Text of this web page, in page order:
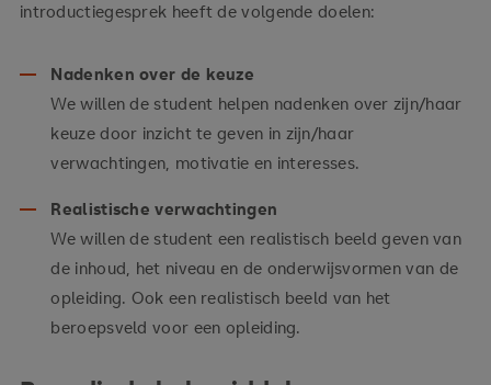
introductiegesprek heeft de volgende doelen:
Nadenken over de keuze
We willen de student helpen nadenken over zijn/haar
keuze door inzicht te geven in zijn/haar
verwachtingen, motivatie en interesses.
Realistische verwachtingen
We willen de student een realistisch beeld geven van
de inhoud, het niveau en de onderwijsvormen van de
opleiding. Ook een realistisch beeld van het
beroepsveld voor een opleiding.